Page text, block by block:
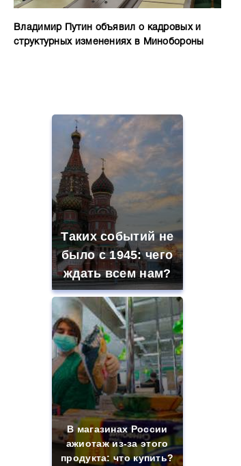
Владимир Путин объявил о кадровых и
структурных изменениях в Минобороны
Таких событий не
было с 1945: чего
ждать всем нам?
В магазинах России
ажиотаж из-за этого
продукта: что купить?